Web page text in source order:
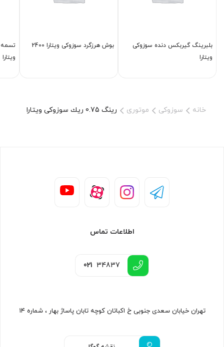
بلبرینگ گیربكس دنده سوزوکی
ویتارا
بوش هرزگرد سوزوکی ویتارا 2400
تسمه
ویتارا 2000
خانه سوزوکی موتوری رینگ 0.75 ریك سوزوکی ویتارا
اطلاعات تماس
021 34837
تهران خیابان سعدی جنوبی خ اکباتان کوچه تابان پاساژ بهار ، شماره ۱۴